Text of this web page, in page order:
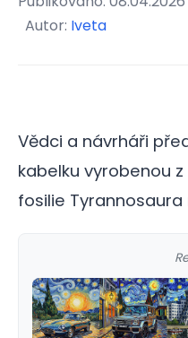
Autor: Iveta
Vědci a návrháři
kabelku vyrobenou
fosilie Tyrannosaura